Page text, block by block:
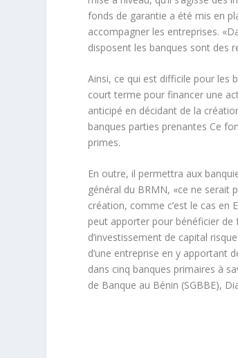
fonds de garantie a été mis en
accompagner les entreprises.
disposent les banques sont des
Ainsi, ce qui est difficile pour les
court terme pour financer une
anticipé en décidant de la
banques parties prenantes Ce
primes.
En outre, il permettra aux
général du BRMN, «ce ne serait
création, comme c’est le cas en
peut apporter pour bénéficier de
d’investissement de capital
d’une entreprise en y apportant
dans cinq banques primaires à
de Banque au Bénin (SGBBE),